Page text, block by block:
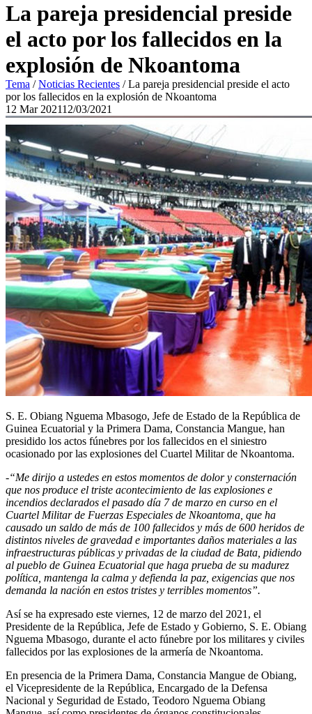
La pareja presidencial preside
el acto por los fallecidos en la
explosión de Nkoantoma
Tema /Noticias Recientes /La pareja presidencial preside el acto
por los fallecidos en la explosión de Nkoantoma
12 Mar 202112/03/2021
S. E. Obiang Nguema Mbasogo, Jefe de Estado de la República de
Guinea Ecuatorial y la Primera Dama, Constancia Mangue, han
presidido los actos fúnebres por los fallecidos en el siniestro
ocasionado por las explosiones del Cuartel Militar de Nkoantoma.
-“Me dirijo a ustedes en estos momentos de dolor y consternación
que nos produce el triste acontecimiento de las explosiones e
incendios declarados el pasado día 7 de marzo en curso en el
Cuartel Militar de Fuerzas Especiales de Nkoantoma, que ha
causado un saldo de más de 100 fallecidos y más de 600 heridos de
distintos niveles de gravedad e importantes daños materiales a las
infraestructuras públicas y privadas de la ciudad de Bata, pidiendo
al pueblo de Guinea Ecuatorial que haga prueba de su madurez
política, mantenga la calma y defienda la paz, exigencias que nos
demanda la nación en estos tristes y terribles momentos”.
Así se ha expresado este viernes, 12 de marzo del 2021, el
Presidente de la República, Jefe de Estado y Gobierno, S. E. Obiang
Nguema Mbasogo, durante el acto fúnebre por los militares y civiles
fallecidos por las explosiones de la armería de Nkoantoma.
En presencia de la Primera Dama, Constancia Mangue de Obiang,
el Vicepresidente de la República, Encargado de la Defensa
Nacional y Seguridad de Estado, Teodoro Nguema Obiang